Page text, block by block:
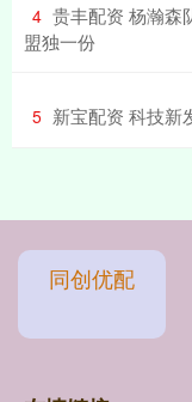
4 贵丰配资 杨瀚森
盟独一份
5 新宝配资 科技新
同创优配